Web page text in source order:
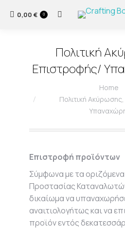
0,00 € 0 Search:
Πολιτική
Επιστροφής/
Home
Πολιτική
Επιστροφή προϊόντων
Σύμφωνα με τα
Προστασίας
δικαίωμα να
αναιτιολογήτως και να
προϊόν εντός